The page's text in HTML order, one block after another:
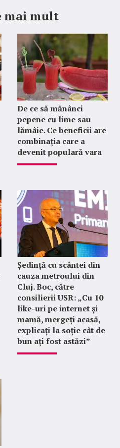
mai mult
De ce să mănânci
pepene cu lime sau
lămâie. Ce beneficii are
combinația care a
devenit populară vara
Ședință cu scântei din
cauza metroului din
Cluj. Boc, către
consilierii USR: „Cu 10
like-uri pe internet și
mamă, mergeți acasă,
explicați la soție cât de
bun ați fost astăzi”